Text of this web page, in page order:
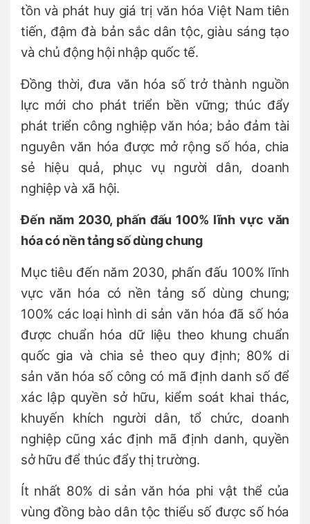
tồn và phát huy giá trị văn hóa Việt Nam tiên
tiến, đậm đà bản sắc dân tộc, giàu sáng tạo
và chủ động hội nhập quốc tế.
Đồng thời, đưa văn hóa số trở thành nguồn
lực mới cho phát triển bền vững; thúc đẩy
phát triển công nghiệp văn hóa; bảo đảm tài
nguyên văn hóa được mở rộng số hóa, chia
sẻ hiệu quả, phục vụ người dân, doanh
nghiệp và xã hội.
Đến năm 2030, phấn đấu 100% lĩnh vực văn
hóa có nền tảng số dùng chung
Mục tiêu đến năm 2030, phấn đấu 100% lĩnh
vực văn hóa có nền tảng số dùng chung;
100% các loại hình di sản văn hóa đã số hóa
được chuẩn hóa dữ liệu theo khung chuẩn
quốc gia và chia sẻ theo quy định; 80% di
sản văn hóa số công có mã định danh số để
xác lập quyền sở hữu, kiểm soát khai thác,
khuyến khích người dân, tổ chức, doanh
nghiệp cũng xác định mã định danh, quyền
sở hữu để thúc đẩy thị trường.
Ít nhất 80% di sản văn hóa phi vật thể của
vùng đồng bào dân tộc thiểu số được số hóa